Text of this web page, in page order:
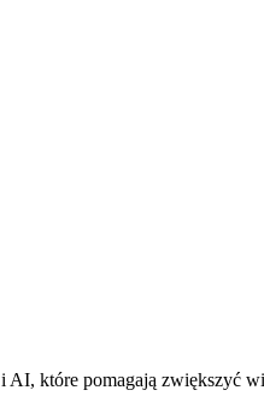
które pomagają zwiększyć